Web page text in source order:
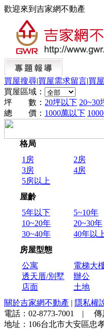
歡迎來到吉家網不動產
買屋搜尋|買屋需求留言|買
買屋區域：
坪 數： 20坪以下 20~30
總 價： 1000萬以下
格局
1房
2房
3房
4房
5房以上
屋齡
5年以下
5~10年
10~20年
20~30年
30~40年
40年以
房屋型態
公寓
電梯大
透天厝/別墅
辦公
店面
土地
關於吉家網不動產 | 隱私權
電話： 02-8773-7001 | 傳
地址： 106台北市大安區忠